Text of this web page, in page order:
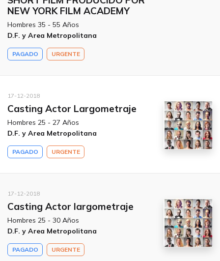
NEW YORK FILM ACADEMY
Hombres 35 - 55 Años
D.F. y Area Metropolitana
PAGADO URGENTE
17-12-2018
Casting Actor Largometraje
Hombres 25 - 27 Años
D.F. y Area Metropolitana
PAGADO URGENTE
17-12-2018
Casting Actor largometraje
Hombres 25 - 30 Años
D.F. y Area Metropolitana
PAGADO URGENTE